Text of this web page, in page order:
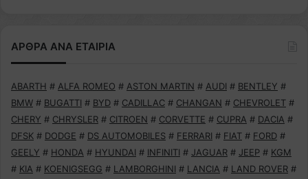
ΑΡΘΡΑ ΑΝΑ ΕΤΑΙΡΙΑ
ABARTH # ALFA ROMEO # ASTON MARTIN # AUDI # BENTLEY #
BMW # BUGATTI # BYD # CADILLAC # CHANGAN # CHEVROLET #
CHERY # CHRYSLER # CITROEN # CORVETTE # CUPRA # DACIA #
DFSK # DODGE # DS AUTOMOBILES # FERRARI # FIAT # FORD #
GEELY # HONDA # HYUNDAI # INFINITI # JAGUAR # JEEP # KGM
# KIA # KOENIGSEGG # LAMBORGHINI # LANCIA # LAND ROVER #